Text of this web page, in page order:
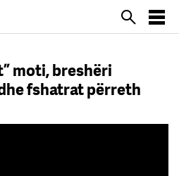
moti, breshëri
fshatrat përreth